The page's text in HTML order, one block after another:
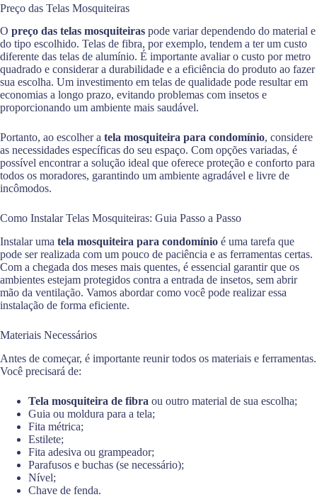
Preço das Telas Mosquiteiras
O preço das telas mosquiteiras pode variar dependendo do material e
do tipo escolhido. Telas de fibra, por exemplo, tendem a ter um custo
diferente das telas de alumínio. É importante avaliar o custo por metro
quadrado e considerar a durabilidade e a eficiência do produto ao fazer
sua escolha. Um investimento em telas de qualidade pode resultar em
economias a longo prazo, evitando problemas com insetos e
proporcionando um ambiente mais saudável.
Portanto, ao escolher a tela mosquiteira para condomínio, considere
as necessidades específicas do seu espaço. Com opções variadas, é
possível encontrar a solução ideal que oferece proteção e conforto para
todos os moradores, garantindo um ambiente agradável e livre de
incômodos.
Como Instalar Telas Mosquiteiras: Guia Passo a Passo
Instalar uma tela mosquiteira para condomínio é uma tarefa que
pode ser realizada com um pouco de paciência e as ferramentas certas.
Com a chegada dos meses mais quentes, é essencial garantir que os
ambientes estejam protegidos contra a entrada de insetos, sem abrir
mão da ventilação. Vamos abordar como você pode realizar essa
instalação de forma eficiente.
Materiais Necessários
Antes de começar, é importante reunir todos os materiais e ferramentas.
Você precisará de:
Tela mosquiteira de fibra ou outro material de sua escolha;
Guia ou moldura para a tela;
Fita métrica;
Estilete;
Fita adesiva ou grampeador;
Parafusos e buchas (se necessário);
Nível;
Chave de fenda.